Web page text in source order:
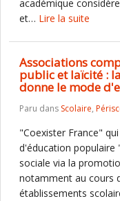
académique
et… Lire la suite
Associations
public et laïcité :
donne le mode
Paru dans Scolaire,
"Coexister France"
d'éducation populaire
sociale via la
notamment au cours
établissements